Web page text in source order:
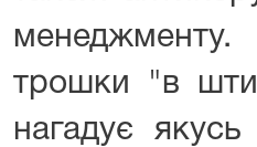
трошки "в
нагадує